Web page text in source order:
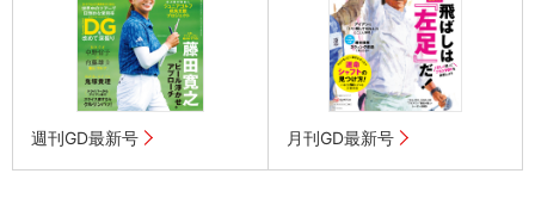
週刊GD最新号 月刊GD最新号